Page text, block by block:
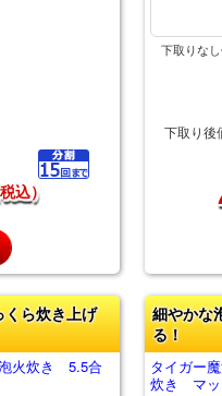
込）
下取りな
下取り後
ら炊き上げ
火炊き 5.5合
細やかな
る！
タイガー
炊き マッ